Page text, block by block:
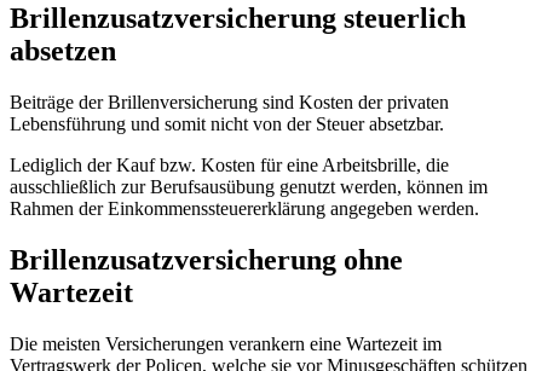
Brillenzusatzversicherung steuerlich
absetzen
Beiträge der Brillenversicherung sind Kosten der privaten
Lebensführung und somit nicht von der Steuer absetzbar.
Lediglich der Kauf bzw. Kosten für eine Arbeitsbrille, die
ausschließlich zur Berufsausübung genutzt werden, können im
Rahmen der Einkommenssteuererklärung angegeben werden.
Brillenzusatzversicherung ohne
Wartezeit
Die meisten Versicherungen verankern eine Wartezeit im
Vertragswerk der Policen, welche sie vor Minusgeschäften schützen